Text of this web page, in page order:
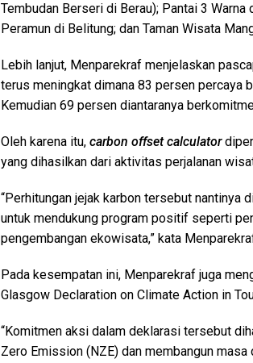
Tembudan Berseri di Berau); Pantai 3
Peramun di Belitung; dan Taman Wisata
Lebih lanjut, Menparekraf menjelaskan
terus meningkat dimana 83 persen percaya
Kemudian 69 persen diantaranya
Oleh karena itu, carbon offset calculator
yang dihasilkan dari aktivitas perjalanan
“Perhitungan jejak karbon tersebut nantinya
untuk mendukung program positif seperti
pengembangan ekowisata,” kata
Pada kesempatan ini, Menparekraf juga
Glasgow Declaration on Climate Action in
“Komitmen aksi dalam deklarasi tersebut
Zero Emission (NZE) dan membangun